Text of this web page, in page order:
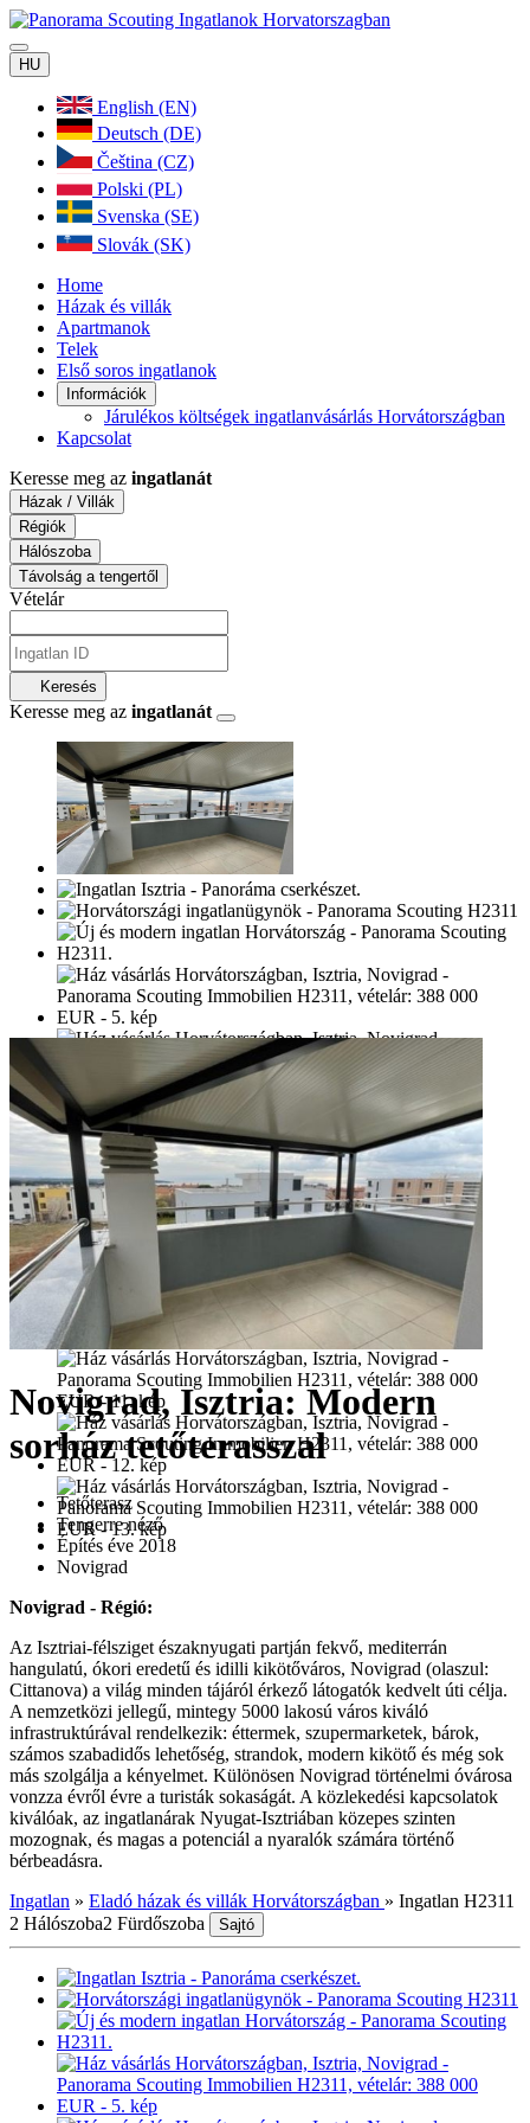
HU
English (EN)
Deutsch (DE)
Čeština (CZ)
Polski (PL)
Svenska (SE)
Slovák (SK)
Home
Házak és villák
Apartmanok
Telek
Első soros ingatlanok
Információk
Járulékos költségek ingatlanvásárlás Horvátországban
Kapcsolat
Keresse meg az ingatlanát
Házak / Villák
Régiók
Hálószoba
Távolság a tengertől
Vételár
Keresés
Keresse meg az ingatlanát
Novigrad, Isztria: Modern
sorház tetőterasszal
Tetőterasz
Tengerre néző
Építés éve 2018
Novigrad
Novigrad - Régió:
Az Isztriai-félsziget északnyugati partján fekvő, mediterrán
hangulatú, ókori eredetű és idilli kikötőváros, Novigrad (olaszul:
Cittanova) a világ minden tájáról érkező látogatók kedvelt úti célja.
A nemzetközi jellegű, mintegy 5000 lakosú város kiváló
infrastruktúrával rendelkezik: éttermek, szupermarketek, bárok,
számos szabadidős lehetőség, strandok, modern kikötő és még sok
más szolgálja a kényelmet. Különösen Novigrad történelmi óvárosa
vonzza évről évre a turisták sokaságát. A közlekedési kapcsolatok
kiválóak, az ingatlanárak Nyugat-Isztriában közepes szinten
mozognak, és magas a potenciál a nyaralók számára történő
bérbeadásra.
Ingatlan » Eladó házak és villák Horvátországban » Ingatlan H2311
2 Hálószoba2 Fürdőszoba Sajtó